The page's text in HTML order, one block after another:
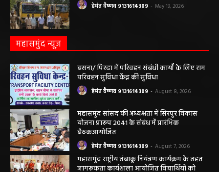
हेमंत वैष्णव 9131614309 May 24, 2026
महासमुंद न्यूज़
परिवहन सुविधा केंद्र की सुविधा
हेमंत वैष्णव 9131614309 - August 8, 2026
महासमुंद सांसद की अध्यक्षता में सिरपुर विकास
योजना प्रारूप 2041 के संबंध में प्रारंभिक
बैठकआयोजित